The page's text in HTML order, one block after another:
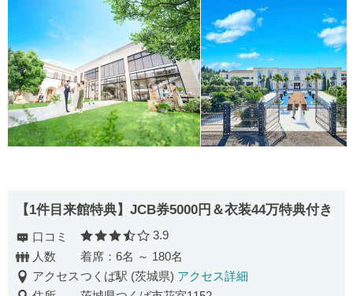
【1件目来館特典】JCB券5000円＆衣装44万特典付き
口コミ 口コミ評価
3.9
人数
着席：6名 ～ 180名
アクセスつくば駅 (茨城県) アクセス詳細